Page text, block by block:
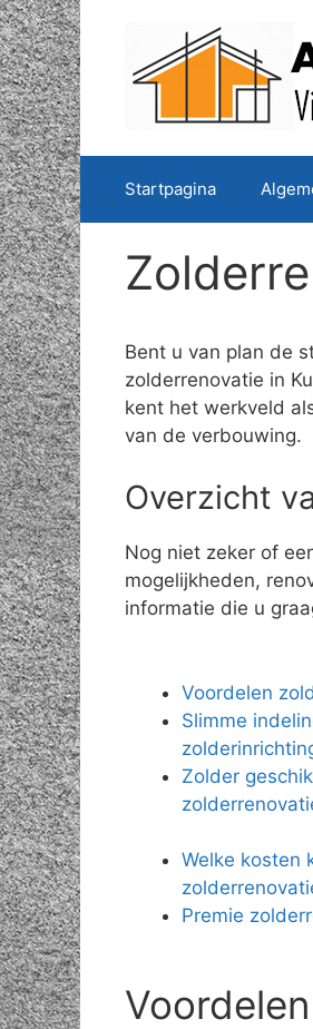
Spring
naar
de
inhoud
Startpagina
Bent u van plan de
zolderrenovatie in
kent het werkveld
van de verbouwing.
Overzicht
Nog niet zeker of
mogelijkheden,
informatie die u
Voordelen
Slimme
Zolder
Welke kosten
Premie